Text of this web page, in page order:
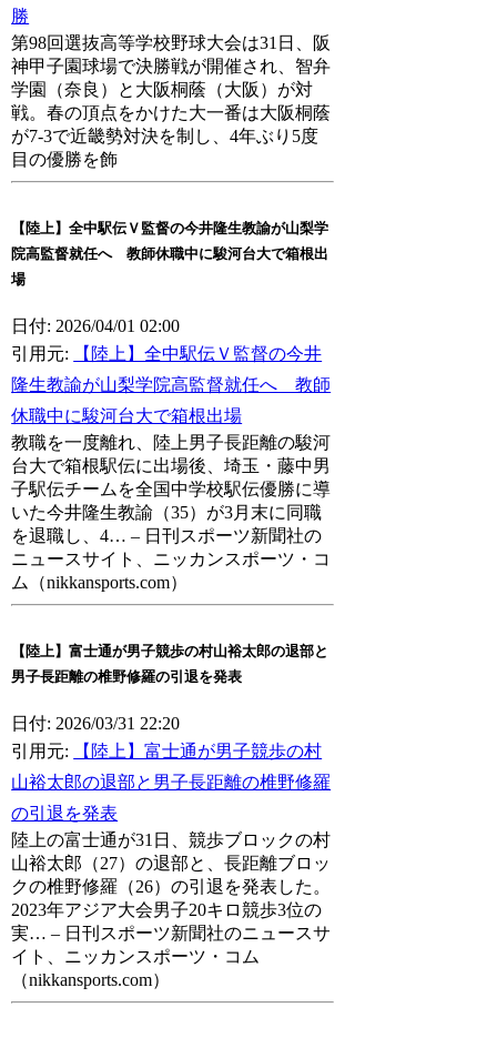
勝
第98回選抜高等学校野球大会は31日、阪
神甲子園球場で決勝戦が開催され、智弁
学園（奈良）と大阪桐蔭（大阪）が対
戦。春の頂点をかけた大一番は大阪桐蔭
が7-3で近畿勢対決を制し、4年ぶり5度
目の優勝を飾
【陸上】全中駅伝Ｖ監督の今井隆生教諭が山梨学
院高監督就任へ 教師休職中に駿河台大で箱根出
場
日付: 2026/04/01 02:00
引用元:
【陸上】全中駅伝Ｖ監督の今井
隆生教諭が山梨学院高監督就任へ 教師
休職中に駿河台大で箱根出場
教職を一度離れ、陸上男子長距離の駿河
台大で箱根駅伝に出場後、埼玉・藤中男
子駅伝チームを全国中学校駅伝優勝に導
いた今井隆生教諭（35）が3月末に同職
を退職し、4… – 日刊スポーツ新聞社の
ニュースサイト、ニッカンスポーツ・コ
ム（nikkansports.com）
【陸上】富士通が男子競歩の村山裕太郎の退部と
男子長距離の椎野修羅の引退を発表
日付: 2026/03/31 22:20
引用元:
【陸上】富士通が男子競歩の村
山裕太郎の退部と男子長距離の椎野修羅
の引退を発表
陸上の富士通が31日、競歩ブロックの村
山裕太郎（27）の退部と、長距離ブロッ
クの椎野修羅（26）の引退を発表した。
2023年アジア大会男子20キロ競歩3位の
実… – 日刊スポーツ新聞社のニュースサ
イト、ニッカンスポーツ・コム
（nikkansports.com）